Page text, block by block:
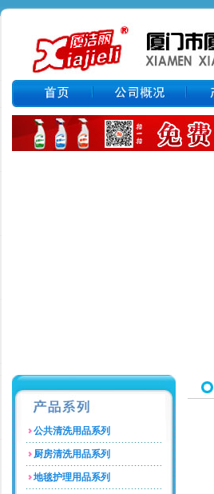
公共清洗用品系列
厨房清洗用品系列
地毯护理用品系列